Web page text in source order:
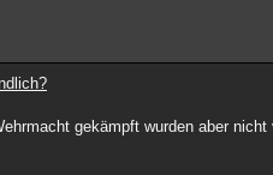
gekämpft wurden aber